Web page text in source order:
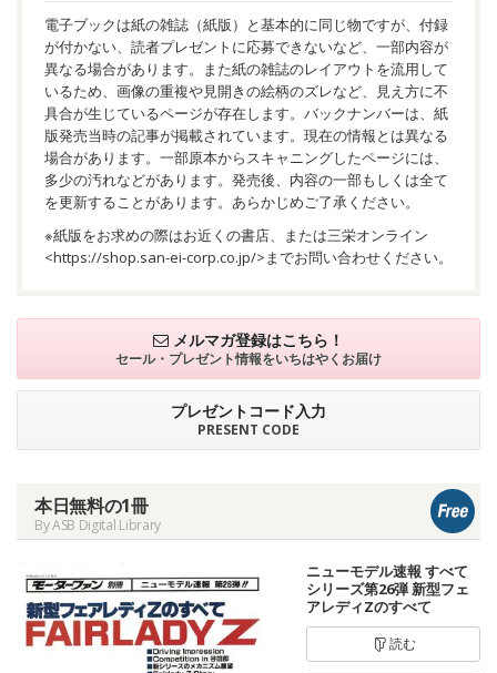
電子ブックは紙の雑誌（紙版）と基本的に同じ物ですが、付録
が付かない、読者プレゼントに応募できないなど、一部内容が
異なる場合があります。また紙の雑誌のレイアウトを流用して
いるため、画像の重複や見開きの絵柄のズレなど、見え方に不
具合が生じているページが存在します。バックナンバーは、紙
版発売当時の記事が掲載されています。現在の情報とは異なる
場合があります。一部原本からスキャニングしたページには、
多少の汚れなどがあります。発売後、内容の一部もしくは全て
を更新することがあります。あらかじめご了承ください。
※紙版をお求めの際はお近くの書店、または三栄オンライン
<https://shop.san-ei-corp.co.jp/>までお問い合わせください。
メルマガ登録はこちら！
セール・プレゼント情報をいちはやくお届け
プレゼントコード入力
PRESENT CODE
本日無料の1冊
By ASB Digital Library
ニューモデル速報 すべて
シリーズ第26弾 新型フェ
アレディZのすべて
読む